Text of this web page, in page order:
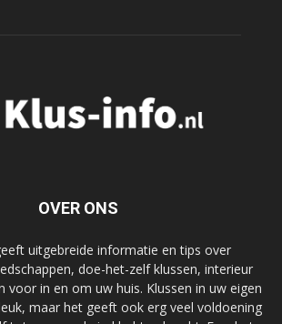
OVER ONS
uitgebreide informatie en tips over
doe-het-zelf klussen, interieur
voor in en om uw huis. Klussen in uw eigen
maar het geeft ook erg veel voldoening